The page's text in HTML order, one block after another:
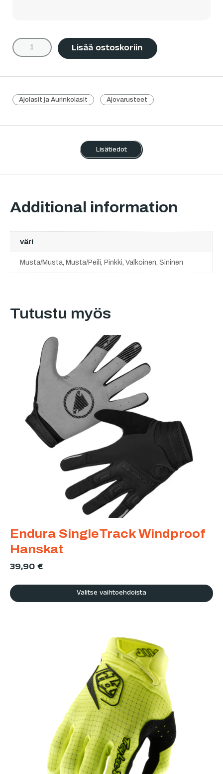
Lisää ostoskoriin
Ajolasit ja Aurinkolasit Ajovarusteet
Lisätiedot
Additional information
väri
Musta/Musta, Musta/Peili, Pinkki, Valkoinen, Sininen
Tutustu myös
Endura SingleTrack Windproof
Hanskat
39,90€
Valitse vaihtoehdoista